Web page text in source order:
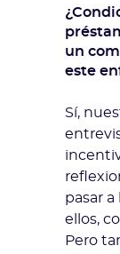
un
este
Sí,
pasar a
ellos,
Pero